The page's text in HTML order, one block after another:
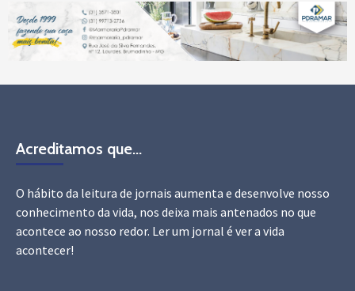
Acreditamos que…
O hábito da leitura de jornais aumenta e desenvolve nosso
conhecimento da vida, nos deixa mais antenados no que
acontece ao nosso redor. Ler um jornal é ver a vida
acontecer!